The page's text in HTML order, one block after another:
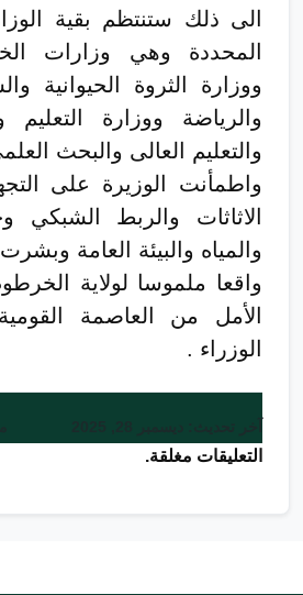
الى ذلك ستنتظم بقية
المحددة وهي وزارات
ووزارة الثروة الحيوانية
والرياضة ووزارة التعليم
والتعليم العالى والبحث
واطمأنت الوزيرة على
الاثاثات والربط الشبكي
والمياه والبيئة العامة
واقعا ملموسا لولاية
الأمل من العاصمة
الوزراء .
التعليقات مغلقة.